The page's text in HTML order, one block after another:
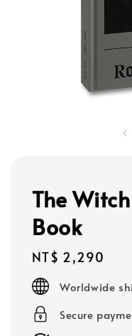
The
Book
Regular
price
NT$ 2,290
Worldwide
Secure